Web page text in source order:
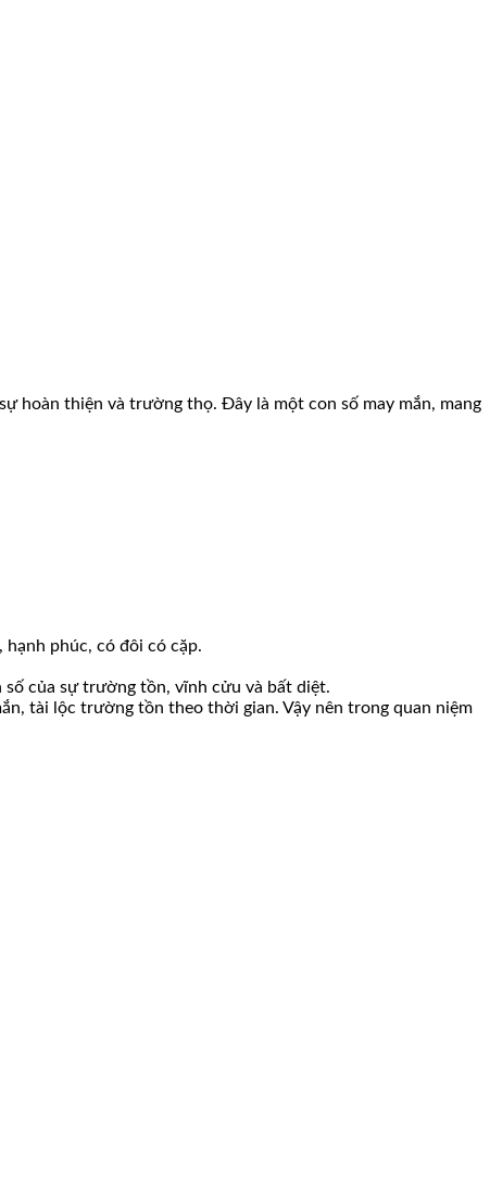
hoàn thiện và trường thọ. Đây là một con số may mắn, mang
hạnh phúc, có đôi có cặp.
số của sự trường tồn, vĩnh cửu và bất diệt.
tài lộc trường tồn theo thời gian. Vậy nên trong quan niệm